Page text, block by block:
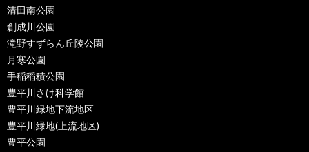
清田南公園
創成川公園
滝野すずらん丘陵公園
月寒公園
手稲稲積公園
豊平川さけ科学館
豊平川緑地下流地区
豊平川緑地(上流地区)
豊平公園